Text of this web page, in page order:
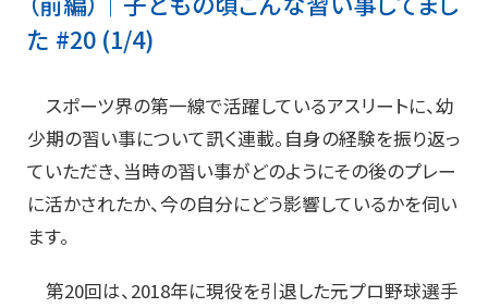
た #20 (1/4)
スポーツ界の第一線で活躍しているアスリートに、幼
少期の習い事について訊く連載。自身の経験を振り返っ
ていただき、当時の習い事がどのようにその後のプレー
に活かされたか、今の自分にどう影響しているかを伺い
ます。
第20回は、2018年に現役を引退した元プロ野球選手